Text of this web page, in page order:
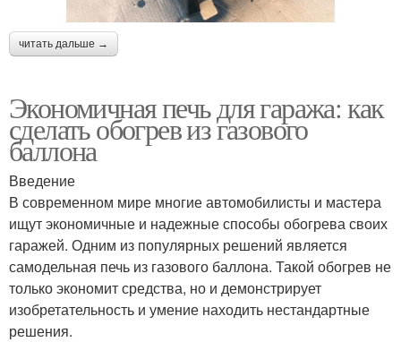
читать дальше →
Экономичная печь для гаража: как
сделать обогрев из газового
баллона
Введение
В современном мире многие автомобилисты и мастера
ищут экономичные и надежные способы обогрева своих
гаражей. Одним из популярных решений является
самодельная печь из газового баллона. Такой обогрев не
только экономит средства, но и демонстрирует
изобретательность и умение находить нестандартные
решения.